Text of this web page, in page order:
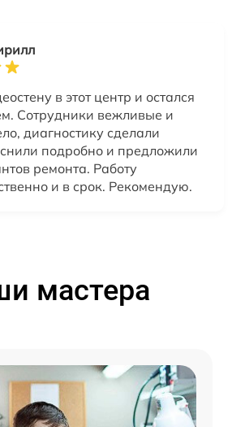
в этот центр и остался
Сотрудники вежливые и
диагностику сделали
подробно и предложили
ремонта. Работу
и в срок. Рекомендую.
мастера